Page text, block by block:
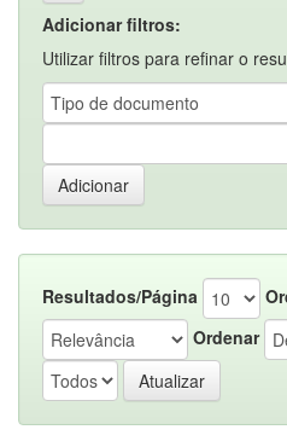
Adicionar filtros:
Utilizar filtros para refinar o
Resultados/Página
Ordenar